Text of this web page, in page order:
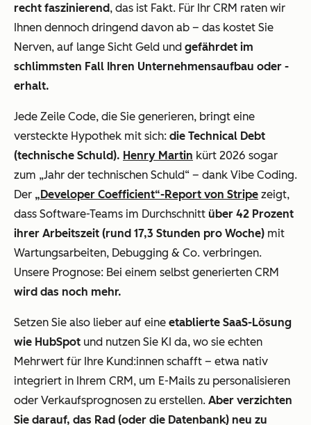
recht faszinierend, das ist Fakt. Für Ihr CRM raten wir
Ihnen dennoch dringend davon ab – das kostet Sie
Nerven, auf lange Sicht Geld und gefährdet im
schlimmsten Fall Ihren Unternehmensaufbau oder -
erhalt.
Jede Zeile Code, die Sie generieren, bringt eine
versteckte Hypothek mit sich: die Technical Debt
(technische Schuld). Henry Martin kürt 2026 sogar
zum „Jahr der technischen Schuld“ – dank Vibe Coding.
Der „Developer Coefficient“-Report von Stripe zeigt,
dass Software-Teams im Durchschnitt über 42 Prozent
ihrer Arbeitszeit (rund 17,3 Stunden pro Woche) mit
Wartungsarbeiten, Debugging & Co. verbringen.
Unsere Prognose: Bei einem selbst generierten CRM
wird das noch mehr.
Setzen Sie also lieber auf eine etablierte SaaS-Lösung
wie HubSpot und nutzen Sie KI da, wo sie echten
Mehrwert für Ihre Kund:innen schafft – etwa nativ
integriert in Ihrem CRM, um E-Mails zu personalisieren
oder Verkaufsprognosen zu erstellen. Aber verzichten
Sie darauf, das Rad (oder die Datenbank) neu zu